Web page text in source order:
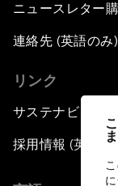
ニュースレター
連絡先 (英語のみ)
リンク
サステナビリテ
採用情報 (英語の